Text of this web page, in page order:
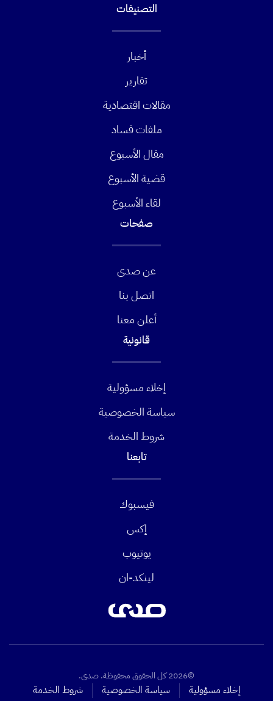
التصنيفات
أخبار
تقارير
مقالات اقتصادية
ملفات فساد
مقال الأسبوع
قضية الأسبوع
لقاء الأسبوع
صفحات
عن صدى
اتصل بنا
أعلن معنا
قانونية
إخلاء مسؤولية
سياسة الخصوصية
شروط الخدمة
تابعنا
فيسبوك
إكس
يوتيوب
لينكد-ان
©2026 كل الحقوق محفوظة. صدى.
إخلاء مسؤولية سياسة الخصوصية شروط الخدمة